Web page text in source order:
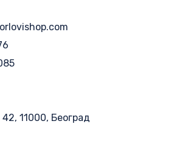
11000, Београд